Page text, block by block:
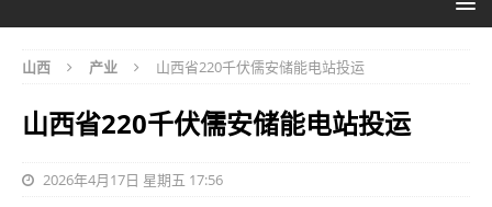
山西 产业 山西省220千伏儒安储能电站投运
山西省220千伏儒安储能电站投运
2026年4月17日 星期五 17:56